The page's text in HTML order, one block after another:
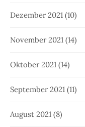
Dezember 2021 (10)
November 2021 (14)
Oktober 2021 (14)
September 2021 (11)
August 2021 (8)